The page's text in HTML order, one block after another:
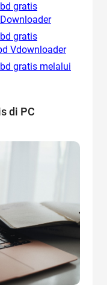
gratis
gratis
Vdownloader
gratis melalui
di PC